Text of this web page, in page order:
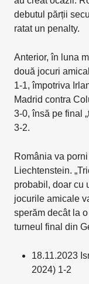
debutul părții
ratat un penalty.
Anterior, în luna
două jocuri
1-1, împotriva
Madrid contra
3-0, însă pe final
3-2.
România va
Liechtenstein.
probabil, doar cu
jocurile amicale
sperăm decât la
turneul final din
18.11.2023
2024) 1-2